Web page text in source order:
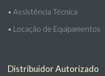
• Assistência Técnica
• Locação de Equipamentos
Distribuidor Autorizado